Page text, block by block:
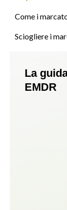
Come i
Sciogliere i
La
EMDR